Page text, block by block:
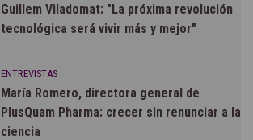
Guillem Viladomat: "La próxima revolución
tecnológica será vivir más y mejor"
ENTREVISTAS
María Romero, directora general de
PlusQuam Pharma: crecer sin renunciar a la
ciencia